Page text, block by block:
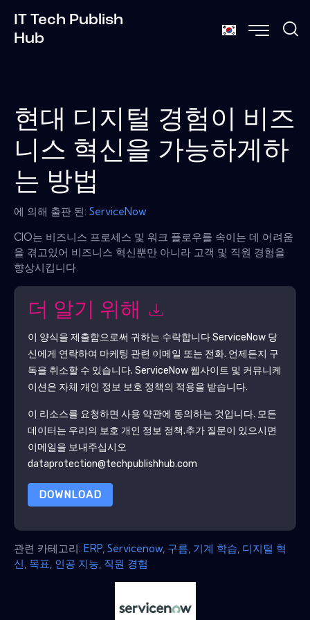
IT Tech Publish
Hub
현대 디지털 경험이 비즈
니스 혁신을 가능하게하
는 방법
에 의해 출판 된: ServiceNow
CIO는 비즈니스 프로세스 및 워크 플로우를 속이는 데 어려움
을 겪고있어 비즈니스 혁신뿐만 아니라 고객 및 직원 경험을
향상시킵니다.
더 알기 위해
이 양식을 제출함으로써 귀하는 수락합니다ServiceNow당
신에게 연락하여 마케팅 관련 이메일 또는 전화. 언제든지 구
독을 취소할 수 있습니다. ServiceNow웹사이트 및 커뮤니케
이션은 자체 개인 정보 보호 정책의 적용을 받습니다.
이 리소스를 요청하면 사용 약관에 동의하는 것입니다. 모든
데이터는 우리의 보호 개인 정보 정책.추가 질문이 있으시면
이메일을 보내주십시오
dataprotection@techpublishhub.com
DOWNLOAD
관련 카테고리: ERP Servicenow 구름 기계 학습 디지털 혁
신 목표 인공 지능 직원 경험